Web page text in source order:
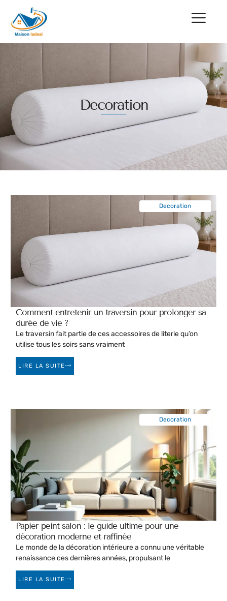
Decoration
Comment entretenir un traversin pour prolonger sa
durée de vie ?
Le traversin fait partie de ces accessoires de literie qu’on
utilise tous les soirs sans vraiment
LIRE LA SUITE
Decoration
Papier peint salon : le guide ultime pour une
décoration moderne et raffinée
Le monde de la décoration intérieure a connu une véritable
renaissance ces dernières années, propulsant le
LIRE LA SUITE
Decoration